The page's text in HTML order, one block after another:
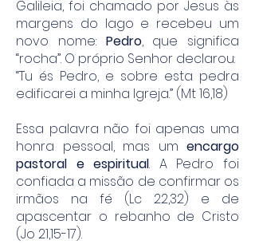
Galileia, foi chamado por Jesus às
margens do lago e recebeu um
novo nome: Pedro, que significa
“rocha”. O próprio Senhor declarou:
“Tu és Pedro, e sobre esta pedra
edificarei a minha Igreja.” (Mt 16,18)
Essa palavra não foi apenas uma
honra pessoal, mas um encargo
pastoral e espiritual. A Pedro foi
confiada a missão de confirmar os
irmãos na fé (Lc 22,32) e de
apascentar o rebanho de Cristo
(Jo 21,15-17).